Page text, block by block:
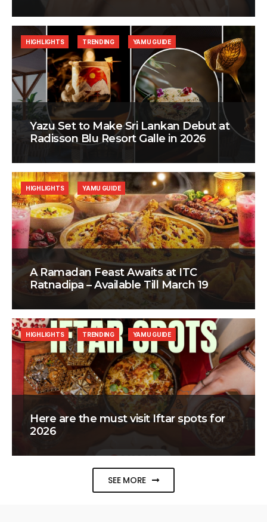
Yazu Set to Make Sri Lankan Debut at
Radisson Blu Resort Galle in 2026
HIGHLIGHTS TRENDING YAMU GUIDE
A Ramadan Feast Awaits at ITC
Ratnadipa – Available Till March 19
HIGHLIGHTS YAMU GUIDE
Here are the must visit Iftar spots for
2026
HIGHLIGHTS TRENDING YAMU GUIDE
SEE MORE